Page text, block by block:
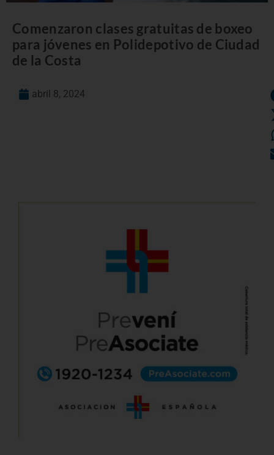
Comenzaron clases gratuitas de boxeo
para jóvenes en Polidepotivo de Ciudad
de la Costa
abril 8, 2024